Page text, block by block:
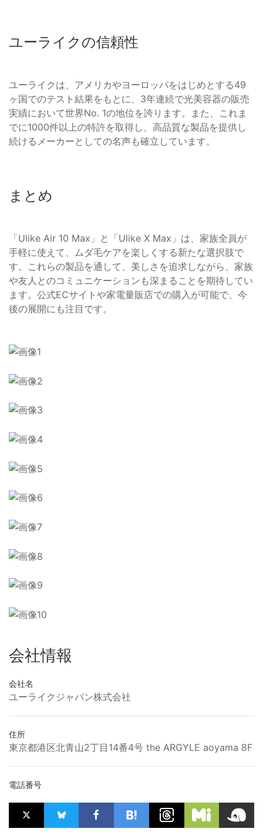
ユーライクの信頼性
ユーライクは、アメリカやヨーロッパをはじめとする49
ヶ国でのテスト結果をもとに、3年連続で光美容器の販売
実績において世界No. 1の地位を誇ります。また、これま
でに1000件以上の特許を取得し、高品質な製品を提供し
続けるメーカーとしての名声も確立しています。
まとめ
「Ulike Air 10 Max」と「Ulike X Max」は、家族全員が
手軽に使えて、ムダ毛ケアを楽しくする新たな選択肢で
す。これらの製品を通して、美しさを追求しながら、家族
や友人とのコミュニケーションも深まることを期待してい
ます。公式ECサイトや家電量販店での購入が可能で、今
後の展開にも注目です。
会社情報
会社名
ユーライクジャパン株式会社
住所
東京都港区北青山2丁目14番4号 the ARGYLE aoyama 8F
電話番号